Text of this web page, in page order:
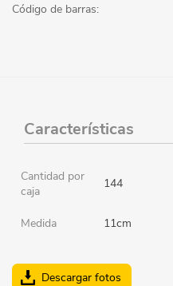
Código de barras:
Características
Cantidad por
caja
144
Medida 11cm
Descargar fotos